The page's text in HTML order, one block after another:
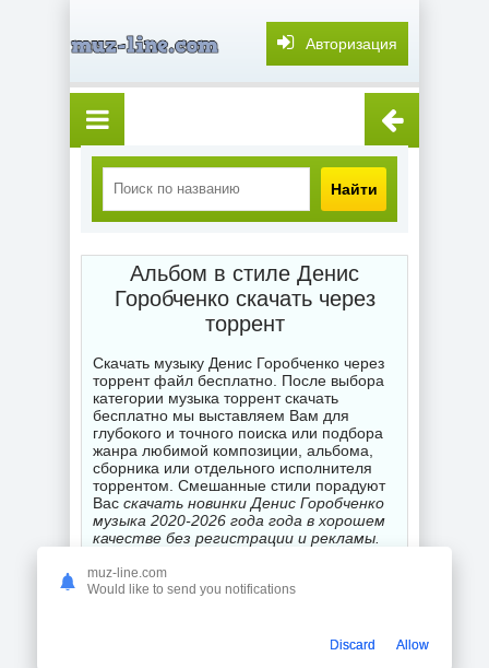
Авторизация
Найти
Альбом в стиле Денис
Горобченко скачать через
торрент
Скачать музыку Денис Горобченко через
торрент файл бесплатно. После выбора
категории музыка торрент скачать
бесплатно мы выставляем Вам для
глубокого и точного поиска или подбора
жанра любимой композиции, альбома,
сборника или отдельного исполнителя
торрентом. Смешанные стили порадуют
Вас скачать новинки Денис Горобченко
музыка 2020-2026 года года в хорошем
качестве без регистрации и рекламы.
скачать и Вы погружаетесь в мир
незабываемого искусства музыкального
muz-line.com
Would like to send you notifications
Discard Allow